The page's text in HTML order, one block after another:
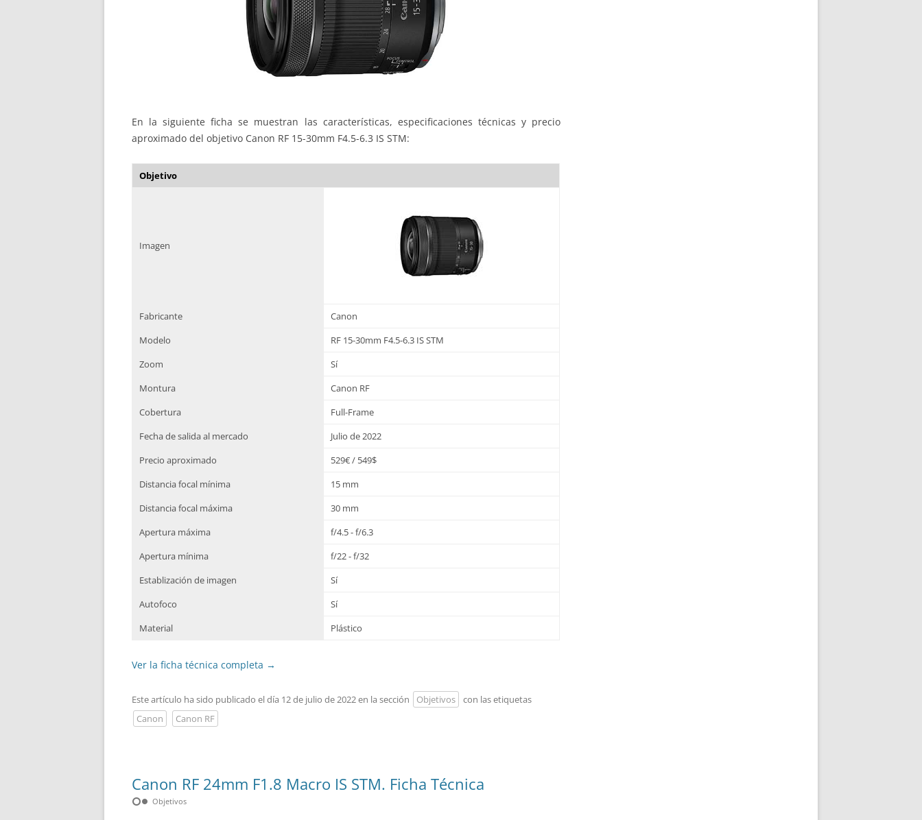
En la siguiente ficha se muestran las características, especificaciones técnicas y precio
aproximado del objetivo Canon RF 15-30mm F4.5-6.3 IS STM:
Objetivo
Imagen
Fabricante
Canon
Modelo
RF 15-30mm F4.5-6.3 IS STM
Zoom
Sí
Montura
Canon RF
Cobertura
Full-Frame
Fecha de salida al mercado
Julio de 2022
Precio aproximado
529€ / 549$
Distancia focal mínima
15 mm
Distancia focal máxima
30 mm
Apertura máxima
f/4.5 - f/6.3
Apertura mínima
f/22 - f/32
Establización de imagen
Sí
Autofoco
Sí
Material
Plástico
Ver la ficha técnica completa →
Este artículo ha sido publicado el día 12 de julio de 2022 en la sección Objetivos
con las etiquetas
Canon
Canon RF
Canon RF 24mm F1.8 Macro IS STM. Ficha Técnica
hdr_weak Objetivos